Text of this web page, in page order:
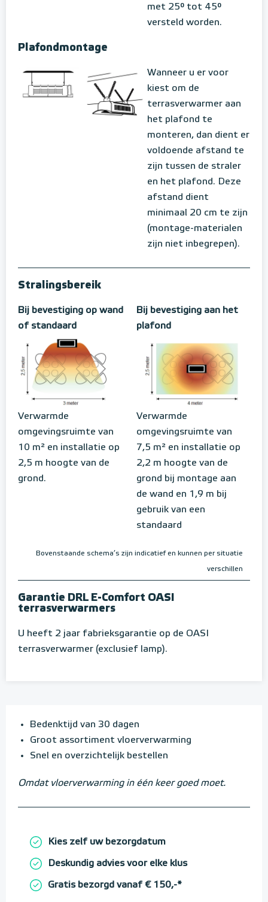
met 25° tot 45°
versteld worden.
Plafondmontage
Wanneer u er voor
kiest om de
terrasverwarmer aan
het plafond te
monteren, dan dient er
voldoende afstand te
zijn tussen de straler
en het plafond. Deze
afstand dient
minimaal 20 cm te zijn
(montage-materialen
zijn niet inbegrepen).
Stralingsbereik
Bij bevestiging op wand
of standaard
Bij bevestiging aan het
plafond
Verwarmde
omgevingsruimte van
10 m² en installatie op
2,5 m hoogte van de
grond.
Verwarmde
omgevingsruimte van
7,5 m² en installatie op
2,2 m hoogte van de
grond bij montage aan
de wand en 1,9 m bij
gebruik van een
standaard
Bovenstaande schema’s zijn indicatief en kunnen per situatie
verschillen
Garantie DRL E-Comfort OASI
terrasverwarmers
U heeft 2 jaar fabrieksgarantie op de OASI
terrasverwarmer (exclusief lamp).
Bedenktijd van 30 dagen
Groot assortiment vloerverwarming
Snel en overzichtelijk bestellen
Omdat vloerverwarming in één keer goed moet.
Kies zelf uw bezorgdatum
Deskundig advies voor elke klus
Gratis bezorgd vanaf € 150,-*